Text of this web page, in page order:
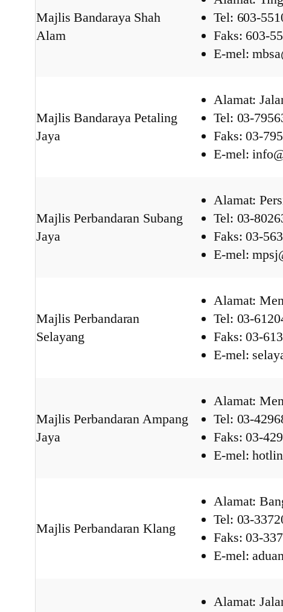
Majlis Bandaraya Shah
Alam
Tel: 603-
Faks: 603-
E-mel:
Majlis Bandaraya Petaling
Jaya
Alamat:
Tel: 03-
Faks: 03-
E-mel:
Majlis Perbandaran Subang
Jaya
Alamat:
Tel: 03-
Faks: 03-
E-mel:
Majlis Perbandaran
Selayang
Alamat:
Tel: 03-
Faks: 03-
E-mel:
Majlis Perbandaran Ampang
Jaya
Alamat:
Tel: 03-
Faks: 03-
E-mel:
Majlis Perbandaran Klang
Alamat:
Tel: 03-
Faks: 03-
E-mel:
Alamat: